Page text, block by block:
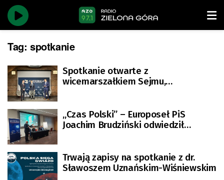
Tag: spotkanie
Spotkanie otwarte z
wicemarszałkiem Sejmu,
„Czas Polski” – Europoseł PiS
Joachim Brudziński odwiedził
Trwają zapisy na spotkanie z dr.
Sławoszem Uznańskim-Wiśniewskim